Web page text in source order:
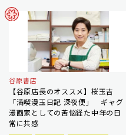
谷原書店
【谷原店長のオススメ】桜玉吉
「満喫漫玉日記 深夜便」 ギャグ
漫画家としての苦悩経た中年の日
常に共感